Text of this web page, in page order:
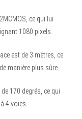
ce qui lui
1080 pixels.
est de 3 mètres, ce
manière plus sûre.
170 degrés, ce qui
4 voies.